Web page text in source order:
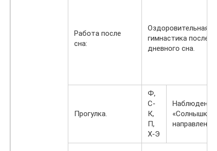
Работа после
сна:
Оздоровительная
гимнастика после
дневного сна.
Прогулка.
Ф,
С-
К,
П,
Х-Э
Наблюдение
«Солнышко